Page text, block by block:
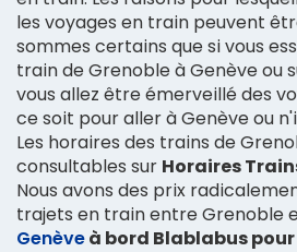
les voyages en train peuvent
sommes certains que si vous
train de Grenoble à Genève ou
vous allez être émerveillé des
ce soit pour aller à Genève ou
Les horaires des trains de
consultables sur Horaires
Nous avons des prix
trajets en train entre Grenoble
Genèveà bord Blablabus pour